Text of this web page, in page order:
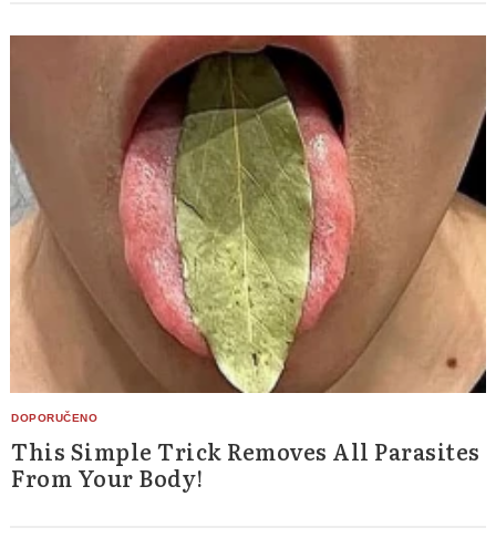
This Simple Trick Removes All Parasites
From Your Body!